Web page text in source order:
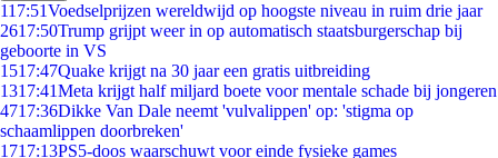
117:51Voedselprijzen wereldwijd op hoogste niveau in ruim drie jaar
2617:50Trump grijpt weer in op automatisch staatsburgerschap bij
geboorte in VS
1517:47Quake krijgt na 30 jaar een gratis uitbreiding
1317:41Meta krijgt half miljard boete voor mentale schade bij jongeren
4717:36Dikke Van Dale neemt 'vulvalippen' op: 'stigma op
schaamlippen doorbreken'
1717:13PS5-doos waarschuwt voor einde fysieke games